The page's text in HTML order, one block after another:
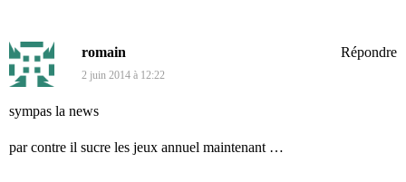
romain
2 juin 2014 à 12:22
sympas la news
par contre il sucre les jeux annuel maintenant …
Répondre